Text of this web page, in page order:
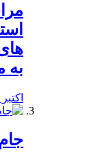
به
اکتبر 16, 2019